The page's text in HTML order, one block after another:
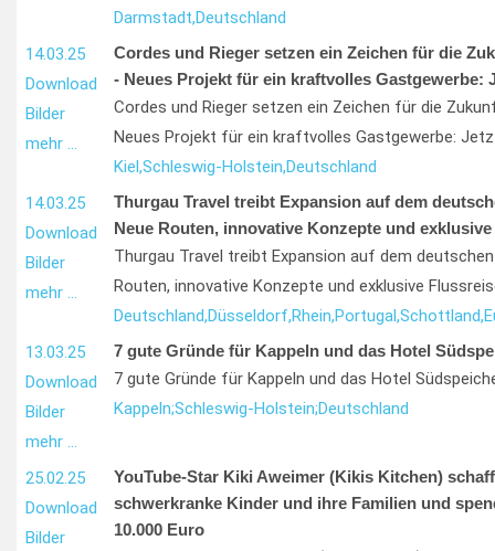
Darmstadt,Deutschland
14.03.25
Download
Bilder
mehr …
Cordes und Rieger setzen ein Zeichen für die
- Neues Projekt für ein kraftvolles Gastgewerbe:
Cordes und Rieger setzen ein Zeichen für die
Neues Projekt für ein kraftvolles Gastgewerbe:
Kiel,Schleswig-Holstein,Deutschland
14.03.25
Download
Bilder
mehr …
Thurgau Travel treibt Expansion auf dem
Neue Routen, innovative Konzepte und
Thurgau Travel treibt Expansion auf dem
Routen, innovative Konzepte und exklusive
Deutschland,Düsseldorf,Rhein,Portugal,Schottland,
13.03.25
Download
Bilder
mehr …
7 gute Gründe für Kappeln und das Hotel
7 gute Gründe für Kappeln und das Hotel
Kappeln;Schleswig-Holstein;Deutschland
25.02.25
Download
Bilder
YouTube-Star Kiki Aweimer (Kikis Kitchen)
schwerkranke Kinder und ihre Familien und
10.000 Euro